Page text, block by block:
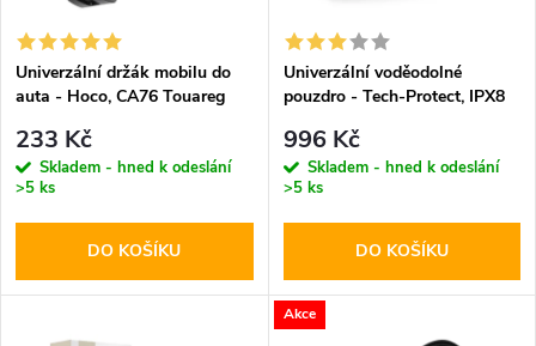
í
p
r
o
d
s
p
r
o
d
Univerzální držák mobilu do
auta - Hoco, CA76 Touareg
233 Kč
Skladem - hned k odeslání
>5 ks
DO KOŠÍKU
Univerzální voděodolné
pouzdro - Tech-Protect, IPX8
Orange
996 Kč
Skladem - hned k odeslání
>5 ks
DO KOŠÍKU
Akce